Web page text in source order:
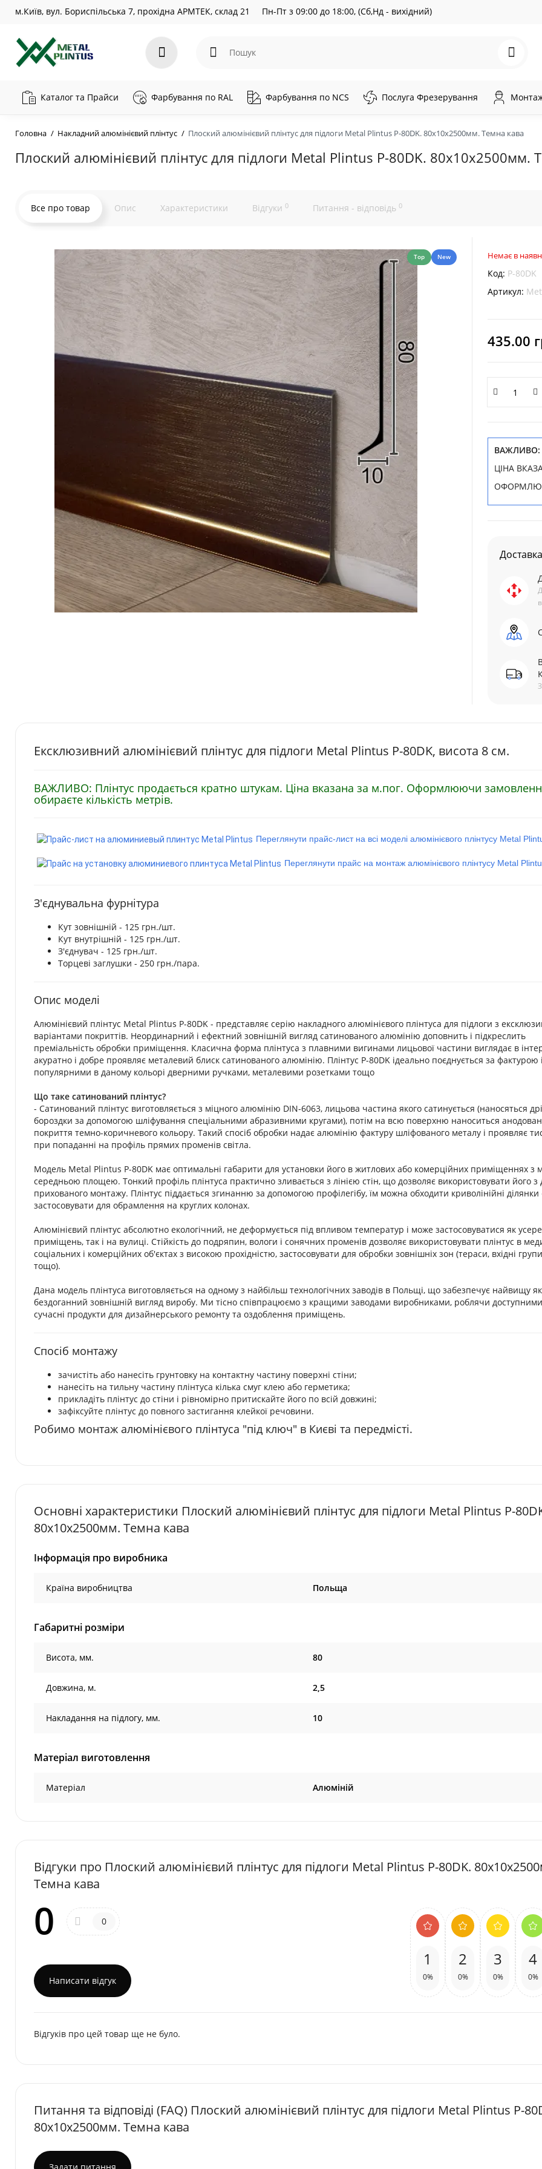
м.Київ, вул. Бориспільська 7, прохідна АРМТЕК, склад 21 Пн-Пт з 09:00 до 18:00, (Сб,Нд - вихідний)
Каталог та Прайси Фарбування по RAL Фарбування по NCS Послуга Фрезерування
Головна Накладний алюмінієвий плінтус Плоский алюмінієвий плінтус для підлоги Metal Plintus P-80DK. 80х10х2500мм. Темна кава
Плоский алюмінієвий плінтус для підлоги Metal Plintus P-80DK. 80х10х2500мм.
Все про товар Опис Характеристики Відгуки 0 Питання - відповідь 0
Top New Немає в
Код: P-80DK
Артикул:
435.00
ВАЖЛИВО:
ЦІНА
Доставка
Ексклюзивний алюмінієвий плінтус для підлоги Metal Plintus P-80DK, висота 8 cм.
ВАЖЛИВО: Плінтус продається кратно штукам. Ціна вказана за м.пог. Оформлюючи
обираєте кількість метрів.
Переглянути прайс-лист на всі моделі алюмінієвого плінтусу Metal
Переглянути прайс на монтаж алюмінієвого плінтусу Metal
З'єднувальна фурнітура
Кут зовнішній - 125 грн./шт.
Кут внутрішній - 125 грн./шт.
З'єднувач - 125 грн./шт.
Торцеві заглушки - 250 грн./пара.
Опис моделі
Алюмінієвий плінтус Metal Plintus P-80DK - представляє серію накладного алюмінієвого плінтуса для підлоги з
варіантами покриттів. Неординарний і ефектний зовнішній вигляд сатинованого алюмінію доповнить і підкреслить
преміальність обробки приміщення. Класична форма плінтуса з плавними вигинами лицьової частини виглядає в
акуратно і добре проявляє металевий блиск сатинованого алюмінію. Плінтус Р-80DK ідеально поєднується за фактурою і
популярними в даному кольорі дверними ручками, металевими розетками тощо
Що таке сатинований плінтус?
- Сатинований плінтус виготовляється з міцного алюмінію DIN-6063, лицьова частина якого сатинується (наносяться
бороздки за допомогою шліфування спеціальними абразивними кругами), потім на всю поверхню наноситься
покриття темно-коричневого кольору. Такий спосіб обробки надає алюмінію фактуру шліфованого металу і проявляє
при попаданні на профіль прямих променів світла.
Модель Metal Plintus P-80DK має оптимальні габарити для установки його в житлових або комерційних приміщеннях з
середньою площею. Тонкий профіль плінтуса практично зливається з лінією стін, що дозволяє використовувати його
прихованого монтажу. Плінтус піддається згинанню за допомогою профілегібу, їм можна обходити криволінійні ділянки
застосовувати для обрамлення на круглих колонах.
Алюмінієвий плінтус абсолютно екологічний, не деформується під впливом температур і може застосовуватися як
приміщень, так і на вулиці. Стійкість до подряпин, вологи і сонячних променів дозволяє використовувати плінтус в
соціальних і комерційних об'єктах з високою прохідністю, застосовувати для обробки зовнішніх зон (тераси, вхідні
тощо).
Дана модель плінтуса виготовляється на одному з найбільш технологічних заводів в Польщі, що забезпечує найвищу
бездоганний зовнішній вигляд виробу. Ми тісно співпрацюємо з кращими заводами виробниками, роблячи доступними
сучасні продукти для дизайнерського ремонту та оздоблення приміщень.
Спосіб монтажу
зачистіть або нанесіть грунтовку на контактну частину поверхні стіни;
нанесіть на тильну частину плінтуса кілька смуг клею або герметика;
прикладіть плінтус до стіни і рівномірно притискайте його по всій довжині;
зафіксуйте плінтус до повного застигання клейкої речовини.​
Робимо монтаж алюмінієвого плінтуса "під ключ" в Києві та передмісті.
Основні характеристики Плоский алюмінієвий плінтус для підлоги Metal Plintus P-
80х10х2500мм. Темна кава
Інформація про виробника
Країна виробництва Польща
Габаритні розміри
Висота, мм. 80
Довжина, м. 2,5
Накладання на підлогу, мм. 10
Матеріал виготовлення
Матеріал Алюміній
Відгуки про Плоский алюмінієвий плінтус для підлоги Metal Plintus P-80DK.
Темна кава
0 0
Написати відгук
1
0%
2
0%
3
0%
4
0%
Відгуків про цей товар ще не було.
Питання та відповіді (FAQ) Плоский алюмінієвий плінтус для підлоги Metal Plintus P-
80х10х2500мм. Темна кава